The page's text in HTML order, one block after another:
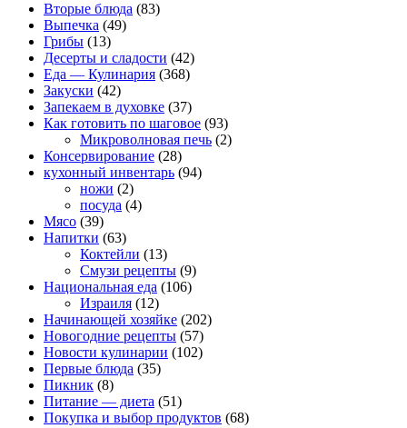
Вторые блюда (83)
Выпечка (49)
Грибы (13)
Десерты и сладости (42)
Еда — Кулинария (368)
Закуски (42)
Запекаем в духовке (37)
Как готовить по шаговое (93)
Микроволновая печь (2)
Консервирование (28)
кухонный инвентарь (94)
ножи (2)
посуда (4)
Мясо (39)
Напитки (63)
Коктейли (13)
Смузи рецепты (9)
Национальная еда (106)
Израиля (12)
Начинающей хозяйке (202)
Новогодние рецепты (57)
Новости кулинарии (102)
Первые блюда (35)
Пикник (8)
Питание — диета (51)
Покупка и выбор продуктов (68)